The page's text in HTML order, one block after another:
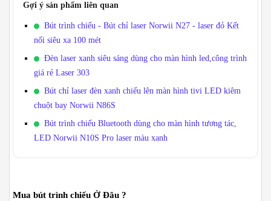
Gợi ý sản phẩm liên quan
Bút trình chiếu - Bút chỉ laser Norwii N27 - laser đỏ Kết
nối siêu xa 100 mét
Đèn laser xanh siêu sáng dùng cho màn hình led,công trình
giá rẻ Laser 303
Bút chỉ laser đèn xanh chiếu lên màn hình tivi LED kiêm
chuột bay Norwii N86S
Bút trình chiếu Bluetooth dùng cho màn hình tương tác,
LED Norwii N10S Pro laser màu xanh
Mua bút trình chiếu Ở Đâu ?